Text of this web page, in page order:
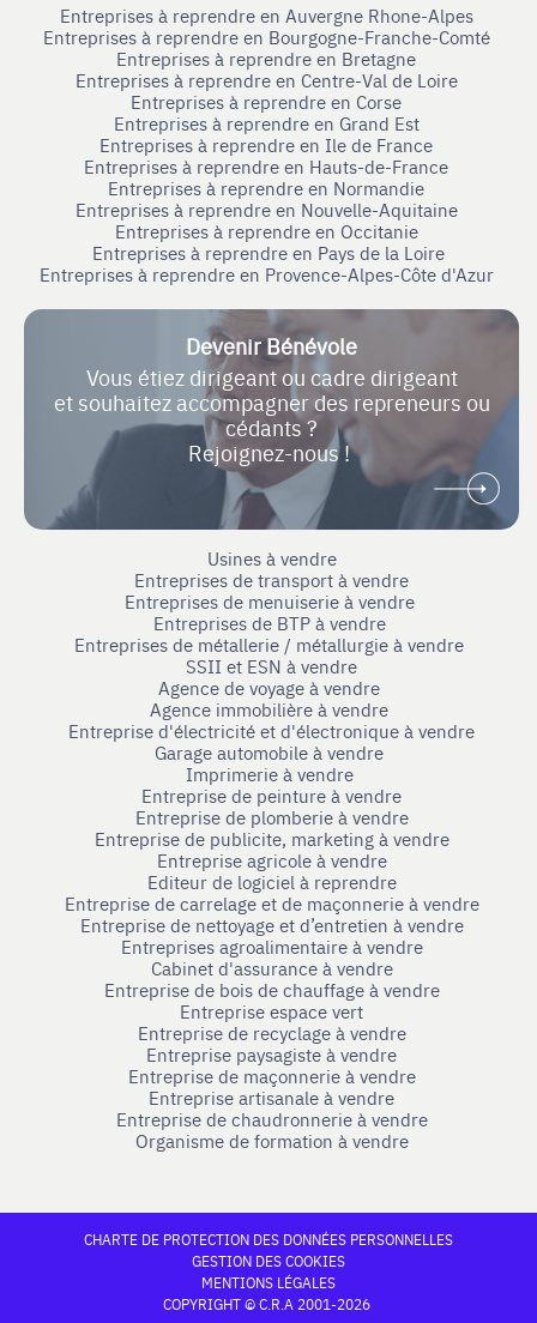
Entreprises à reprendre en Auvergne Rhone-Alpes
Entreprises à reprendre en Bourgogne-Franche-Comté
Entreprises à reprendre en Bretagne
Entreprises à reprendre en Centre-Val de Loire
Entreprises à reprendre en Corse
Entreprises à reprendre en Grand Est
Entreprises à reprendre en Ile de France
Entreprises à reprendre en Hauts-de-France
Entreprises à reprendre en Normandie
Entreprises à reprendre en Nouvelle-Aquitaine
Entreprises à reprendre en Occitanie
Entreprises à reprendre en Pays de la Loire
Entreprises à reprendre en Provence-Alpes-Côte d'Azur
Devenir Bénévole
Vous étiez dirigeant ou cadre dirigeant
et souhaitez accompagner des repreneurs ou
cédants ?
Rejoignez-nous !
Usines à vendre
Entreprises de transport à vendre
Entreprises de menuiserie à vendre
Entreprises de BTP à vendre
Entreprises de métallerie / métallurgie à vendre
SSII et ESN à vendre
Agence de voyage à vendre
Agence immobilière à vendre
Entreprise d'électricité et d'électronique à vendre
Garage automobile à vendre
Imprimerie à vendre
Entreprise de peinture à vendre
Entreprise de plomberie à vendre
Entreprise de publicite, marketing à vendre
Entreprise agricole à vendre
Editeur de logiciel à reprendre
Entreprise de carrelage et de maçonnerie à vendre
Entreprise de nettoyage et d’entretien à vendre
Entreprises agroalimentaire à vendre
Cabinet d'assurance à vendre
Entreprise de bois de chauffage à vendre
Entreprise espace vert
Entreprise de recyclage à vendre
Entreprise paysagiste à vendre
Entreprise de maçonnerie à vendre
Entreprise artisanale à vendre
Entreprise de chaudronnerie à vendre
Organisme de formation à vendre
CHARTE DE PROTECTION DES DONNÉES PERSONNELLES
GESTION DES COOKIES
MENTIONS LÉGALES
COPYRIGHT © C.R.A 2001-2026